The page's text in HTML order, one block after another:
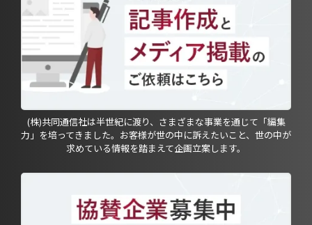
(株)共同通信社は半世紀に渡り、さまざまな事業を通じて「編集
力」を培ってきました。お客様が世の中に訴えたいこと、世の中が
求めている情報を踏まえて企画立案します。